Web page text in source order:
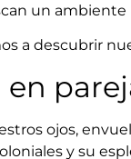
un
a descubrir
ojos,
y su